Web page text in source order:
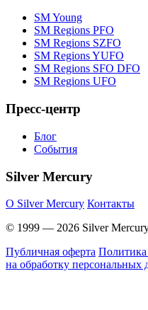
SM Young
SM Regions PFO
SM Regions SZFO
SM Regions YUFO
SM Regions SFO DFO
SM Regions UFO
Пресс-центр
Блог
События
Silver Mercury
O Silver Mercury Контакты
© 1999 — 2026 Silver
Публичная оферта Политика
на обработку персональных